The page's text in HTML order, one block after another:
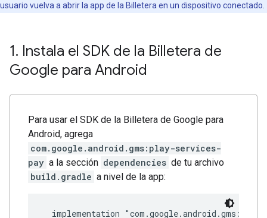
usuario vuelva a abrir la app de la Billetera en un dispositivo conectado.
1. Instala el SDK de la Billetera de
Google para Android
Para usar el SDK de la Billetera de Google para
Android, agrega
com.google.android.gms:play-services-
pay a la sección dependencies de tu archivo
build.gradle a nivel de la app: